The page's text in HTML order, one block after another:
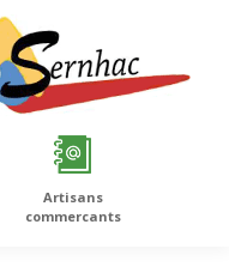
Artisans
commercants